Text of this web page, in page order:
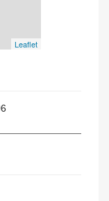
Leaflet